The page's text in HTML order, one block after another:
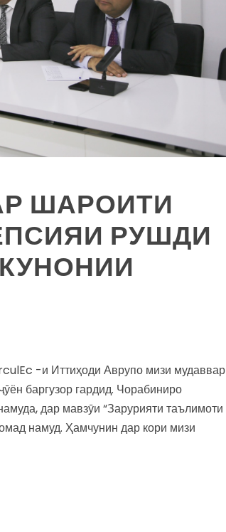
ШАРОИТИ
РУШДИ
-и Иттиҳоди Аврупо мизи мудаввар
баргузор гардид. Чорабиниро
дар мавзӯи “Зарурияти таълимоти
намуд. Ҳамчунин дар кори мизи